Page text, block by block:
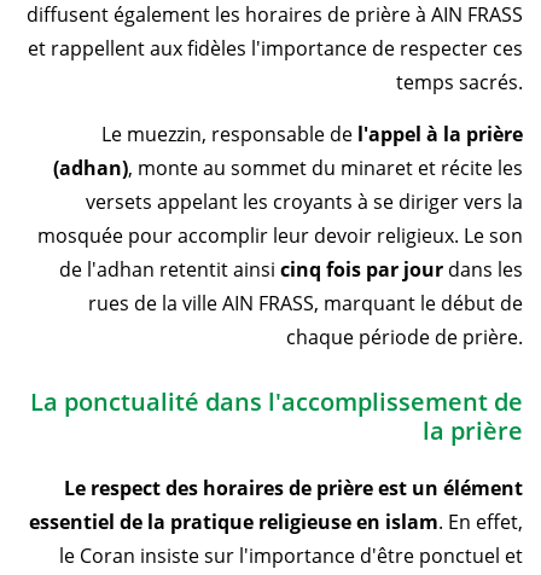
diffusent également les horaires de prière à AIN FRASS
et rappellent aux fidèles l'importance de respecter ces
temps sacrés.
Le muezzin, responsable de l'appel à la prière
(adhan), monte au sommet du minaret et récite les
versets appelant les croyants à se diriger vers la
mosquée pour accomplir leur devoir religieux. Le son
de l'adhan retentit ainsi cinq fois par jour dans les
rues de la ville AIN FRASS, marquant le début de
chaque période de prière.
La ponctualité dans l'accomplissement de
la prière
Le respect des horaires de prière est un élément
essentiel de la pratique religieuse en islam. En effet,
le Coran insiste sur l'importance d'être ponctuel et